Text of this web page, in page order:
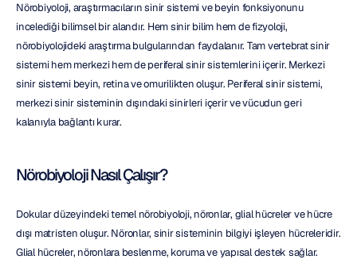
Nörobiyoloji, araştırmacıların sinir sistemi ve beyin fonksiyonunu
incelediği bilimsel bir alandır. Hem sinir bilim hem de fizyoloji,
nörobiyolojideki araştırma bulgularından faydalanır. Tam vertebrat sinir
sistemi hem merkezi hem de periferal sinir sistemlerini içerir. Merkezi
sinir sistemi beyin, retina ve omurilikten oluşur. Periferal sinir sistemi,
merkezi sinir sisteminin dışındaki sinirleri içerir ve vücudun geri
kalanıyla bağlantı kurar.
Nörobiyoloji Nasıl Çalışır?
Dokular düzeyindeki temel nörobiyoloji, nöronlar, glial hücreler ve hücre
dışı matristen oluşur. Nöronlar, sinir sisteminin bilgiyi işleyen hücreleridir.
Glial hücreler, nöronlara beslenme, koruma ve yapısal destek sağlar.